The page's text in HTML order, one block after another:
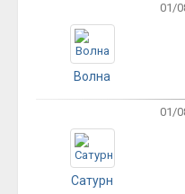
01/
Волна
01/
Сатурн